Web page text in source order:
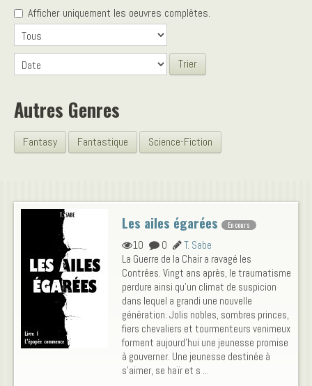
Afficher uniquement les oeuvres complètes.
Trier
Autres Genres
Fantasy Fantastique Science-Fiction
Les ailes égarées En cours
10 0
T. Sabe
La Guerre de la Chair a ravagé les
Contrées. Vingt ans après, le traumatisme
perdure ainsi qu’un climat de suspicion
dans lequel a grandi une nouvelle
génération. Jolis nobles, sombres princes,
fiers chevaliers et tourmenteurs venimeux
forment aujourd’hui une jeunesse promise
à gouverner. Une jeunesse destinée à
s’aimer, se haïr et s ...